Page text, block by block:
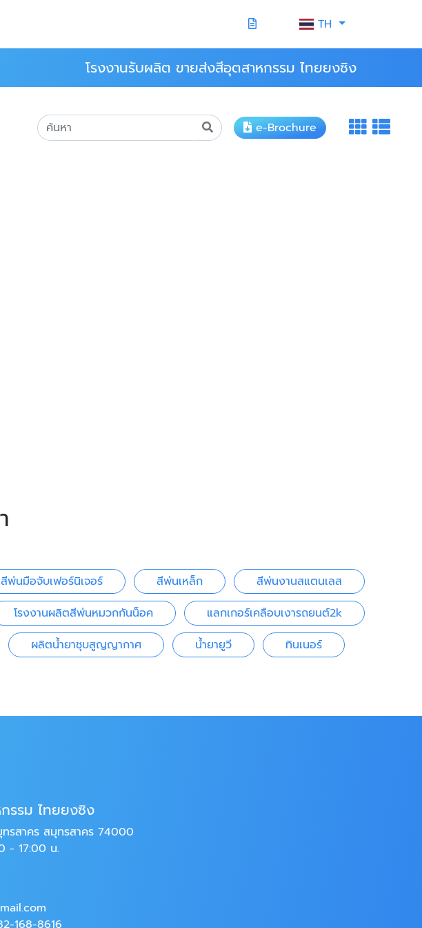
TH
โรงงานรับผลิต ขายส่งสีอุตสาหกรรม ไทยยงซิง
e-Brochure
สีพ่นมือจับเฟอร์นิเจอร์ สีพ่นเหล็ก
สีพ่นงานสแตนเลส
โรงงานผลิตสีพ่นหมวกกันน็อค
แลกเกอร์เคลือบเงารถยนต์2k
ผลิตน้ำยาชุบสูญญากาศ น้ำยายูวี ทินเนอร์
รรม ไทยยงซิง
รสาคร สมุทรสาคร 74000
- 17:00 น.